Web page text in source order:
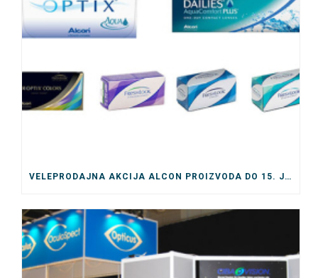
VELEPRODAJNA AKCIJA ALCON PROIZVODA DO 15. JULA